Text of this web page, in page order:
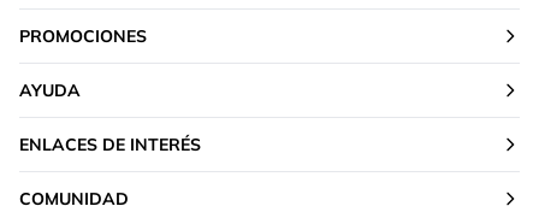
PROMOCIONES
AYUDA
ENLACES DE INTERÉS
COMUNIDAD